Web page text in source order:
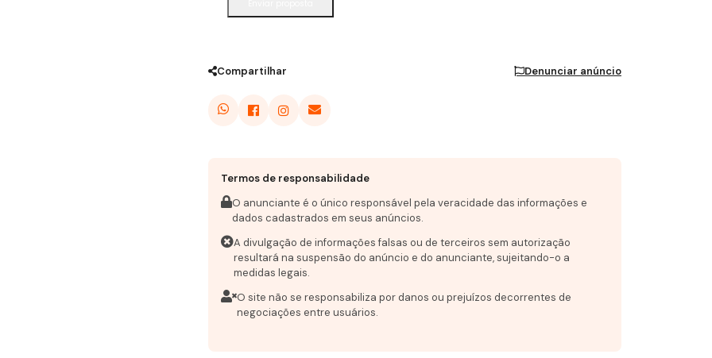
Compartilhar Denunciar anúncio
Termos de responsabilidade
O anunciante é o único responsável pela veracidade das informações e
dados cadastrados em seus anúncios.
A divulgação de informações falsas ou de terceiros sem autorização
resultará na suspensão do anúncio e do anunciante, sujeitando-o a
medidas legais.
O site não se responsabiliza por danos ou prejuízos decorrentes de
negociações entre usuários.